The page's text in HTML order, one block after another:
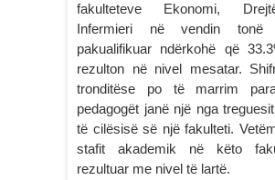
fakulteteve Ekonomi,
Infermieri në vendin
pakualifikuar ndërkohë që
rezulton në nivel mesatar.
tronditëse po të marrim
pedagogët janë një nga
të cilësisë së një fakulteti.
stafit akademik në këto
rezultuar me nivel të lartë.